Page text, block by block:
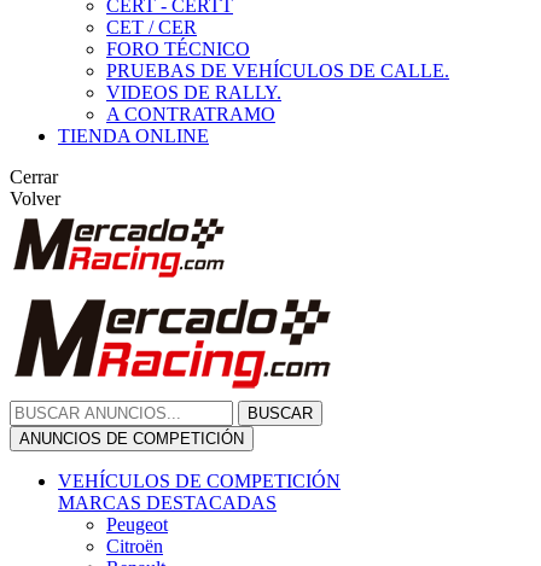
CERT - CERTT
CET / CER
FORO TÉCNICO
PRUEBAS DE VEHÍCULOS DE CALLE.
VIDEOS DE RALLY.
A CONTRATRAMO
TIENDA ONLINE
Cerrar
Volver
BUSCAR
ANUNCIOS DE COMPETICIÓN
VEHÍCULOS DE COMPETICIÓN
MARCAS DESTACADAS
Peugeot
Citroën